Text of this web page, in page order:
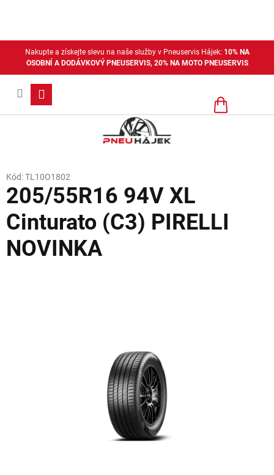
Nakupte a získejte slevu na naše služby v Pneuservis Hájek: 10% NA
OSOBNÍ A DODÁVKOVÝ PNEUSERVIS, 20% NA MOTO PNEUSERVIS
Nákupní
205/55R16 94V XL
Cinturato (C3) PIRELLI
NOVINKA
Kód:TL10O1802